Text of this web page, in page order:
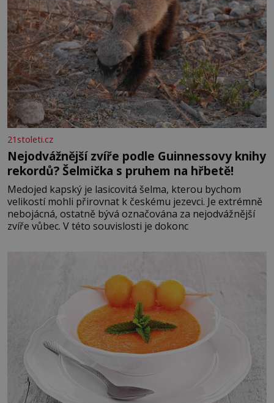
21stoleti.cz
Nejodvážnější zvíře podle Guinnessovy knihy
rekordů? Šelmička s pruhem na hřbetě!
Medojed kapský je lasicovitá šelma, kterou bychom
velikostí mohli přirovnat k českému jezevci. Je extrémně
nebojácná, ostatně bývá označována za nejodvážnější
zvíře vůbec. V této souvislosti je dokonc